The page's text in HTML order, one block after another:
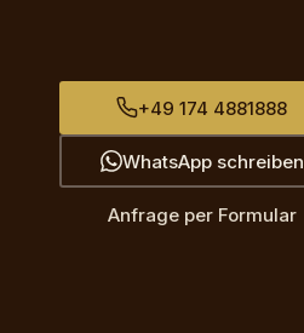
+49 174 4881888
WhatsApp schreiben
Anfrage per Formular